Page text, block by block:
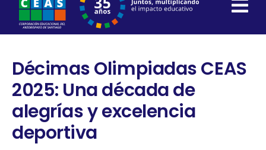
Décimas Olimpiadas CEAS
2025: Una década de
alegrías y excelencia
deportiva